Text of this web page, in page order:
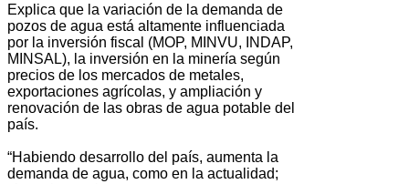
Explica que la variación de la demanda de
pozos de agua está altamente influenciada
por la inversión fiscal (MOP, MINVU, INDAP,
MINSAL), la inversión en la minería según
precios de los mercados de metales,
exportaciones agrícolas, y ampliación y
renovación de las obras de agua potable del
país.
“Habiendo desarrollo del país, aumenta la
demanda de agua, como en la actualidad;